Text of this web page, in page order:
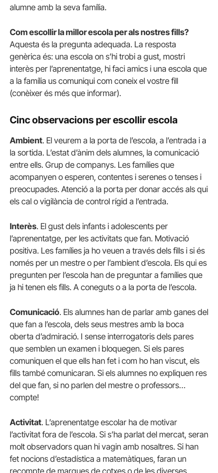
alumne amb la seva família.
Com escollir la millor escola per als nostres fills?
Aquesta és la pregunta adequada. La resposta
genèrica és: una escola on s’hi trobi a gust, mostri
interès per l’aprenentatge, hi faci amics i una escola que
a la família us comuniqui com coneix el vostre fill
(conèixer és més que informar).
Cinc observacions per escollir escola
Ambient. El veurem a la porta de l’escola, a l’entrada i a
la sortida. L’estat d’ànim dels alumnes, la comunicació
entre ells. Grup de companys. Les famílies que
acompanyen o esperen, contentes i serenes o tenses i
preocupades. Atenció a la porta per donar accés als qui
els cal o vigilància de control rígid a l’entrada.
Interès. El gust dels infants i adolescents per
l’aprenentatge, per les activitats que fan. Motivació
positiva. Les famílies ja ho veuen a través dels fills i si és
només per un mestre o per l’ambient d’escola. Els qui es
pregunten per l’escola han de preguntar a famílies que
ja hi tenen els fills. A coneguts o a la porta de l’escola.
Comunicació. Els alumnes han de parlar amb ganes del
que fan a l’escola, dels seus mestres amb la boca
oberta d’admiració. I sense interrogatoris dels pares
que semblen un examen i bloquegen. Si els pares
comuniquen el que ells han fet i com ho han viscut, els
fills també comunicaran. Si els alumnes no expliquen res
del que fan, si no parlen del mestre o professors…
compte!
Activitat. L’aprenentatge escolar ha de motivar
l’activitat fora de l’escola. Si s’ha parlat del mercat, seran
molt observadors quan hi vagin amb nosaltres. Si han
fet nocions d’estadística a matemàtiques, faran un